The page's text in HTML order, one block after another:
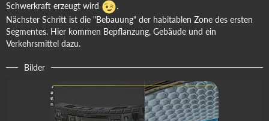
Schwerkraft erzeugt wird
.
Nächster Schritt ist die "Bebauung" der habitablen Zone des ersten
Segmentes. Hier kommen Bepflanzung, Gebäude und ein
Verkehrsmittel dazu.
Bilder